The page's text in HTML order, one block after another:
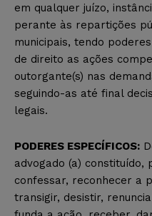
em qualquer juízo,
perante às repartições
municipais, tendo
de direito as ações
outorgante(s) nas
seguindo-as até final
legais.
PODERES ESPECÍFICOS:
advogado (a) constituído,
confessar, reconhecer a
transigir, desistir,